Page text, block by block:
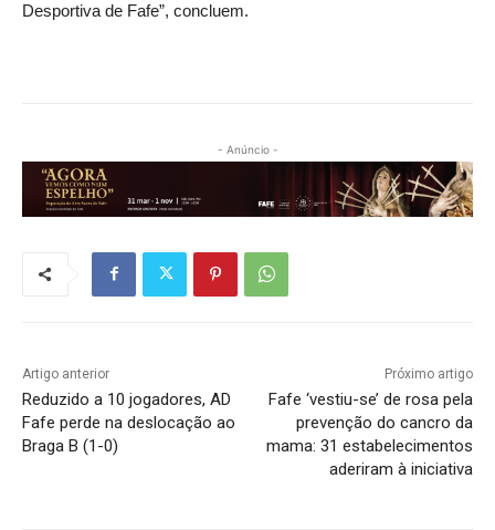
Desportiva de Fafe”, concluem.
- Anúncio -
Artigo anterior
Reduzido a 10 jogadores, AD
Fafe perde na deslocação ao
Braga B (1-0)
Próximo artigo
Fafe ‘vestiu-se’ de rosa pela
prevenção do cancro da
mama: 31 estabelecimentos
aderiram à iniciativa